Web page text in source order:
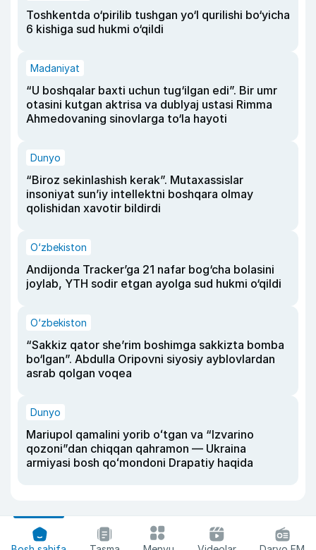
Toshkentda o‘pirilib tushgan yo‘l qurilishi bo‘yicha
6 kishiga sud hukmi o‘qildi
Madaniyat
“U boshqalar baxti uchun tug‘ilgan edi”. Bir umr
otasini kutgan aktrisa va dublyaj ustasi Rimma
Ahmedovaning sinovlarga to‘la hayoti
Dunyo
“Biroz sekinlashish kerak”. Mutaxassislar
insoniyat sun’iy intellektni boshqara olmay
qolishidan xavotir bildirdi
O‘zbekiston
Andijonda Tracker’ga 21 nafar bog‘cha bolasini
joylab, YTH sodir etgan ayolga sud hukmi o‘qildi
O‘zbekiston
“Sakkiz qator she’rim boshimga sakkizta bomba
bo‘lgan”. Abdulla Oripovni siyosiy ayblovlardan
asrab qolgan voqea
Dunyo
Mariupol qamalini yorib oʻtgan va “Izvarino
qozoni”dan chiqqan qahramon — Ukraina
armiyasi bosh qoʻmondoni Drapatiy haqida